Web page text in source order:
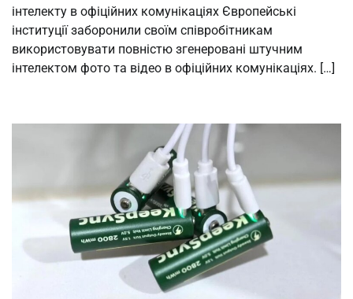
інтелекту в офіційних комунікаціях Європейські
інституції заборонили своїм співробітникам
використовувати повністю згенеровані штучним
інтелектом фото та відео в офіційних комунікаціях. […]